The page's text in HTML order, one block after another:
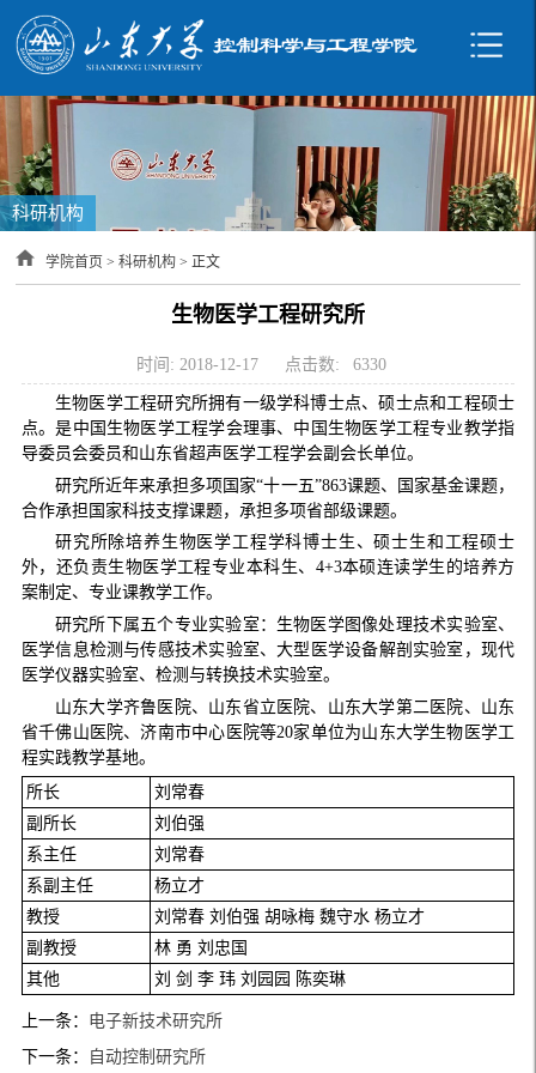
科研机构
学院首页 >科研机构 > 正文
生物医学工程研究所
时间: 2018-12-17 点击数: 6330
生物医学工程研究所拥有一级学科博士点、硕士点和工程硕士
点。是中国生物医学工程学会理事、中国生物医学工程专业教学指
导委员会委员和山东省超声医学工程学会副会长单位。
研究所近年来承担多项国家“十一五”863课题、国家基金课题，
合作承担国家科技支撑课题，承担多项省部级课题。
研究所除培养生物医学工程学科博士生、硕士生和工程硕士
外，还负责生物医学工程专业本科生、4+3本硕连读学生的培养方
案制定、专业课教学工作。
研究所下属五个专业实验室：生物医学图像处理技术实验室、
医学信息检测与传感技术实验室、大型医学设备解剖实验室，现代
医学仪器实验室、检测与转换技术实验室。
山东大学齐鲁医院、山东省立医院、山东大学第二医院、山东
省千佛山医院、济南市中心医院等20家单位为山东大学生物医学工
程实践教学基地。
所长
刘常春
副所长
刘伯强
系主任
刘常春
系副主任
杨立才
教授
刘常春 刘伯强 胡咏梅 魏守水 杨立才
副教授
林 勇 刘忠国
其他
刘 剑 李 玮 刘园园 陈奕琳
上一条： 电子新技术研究所
下一条：
自动控制研究所